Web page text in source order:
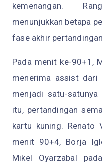
kemenangan.
menunjukkan betapa
fase akhir
Pada menit ke-90+1,
menerima assist dari
menjadi satu-
itu, pertandingan
kartu kuning. Renato
menit 90+4, Borja
Mikel Oyarzabal